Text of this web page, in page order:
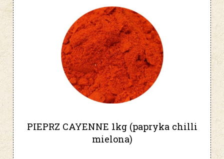
PIEPRZ CAYENNE 1kg (papryka chilli
mielona)